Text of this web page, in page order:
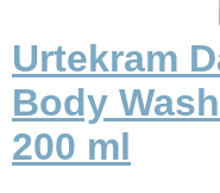
Urtekram
Body
200 ml